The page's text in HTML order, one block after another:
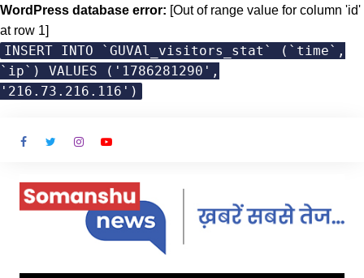
WordPress database error: [Out of range value for column 'id'
at row 1]
INSERT INTO `GUVAl_visitors_stat` (`time`,
`ip`) VALUES ('1786281290',
'216.73.216.116')